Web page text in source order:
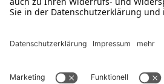
WhatsApp Support
Tritt unserem Newsletter bei